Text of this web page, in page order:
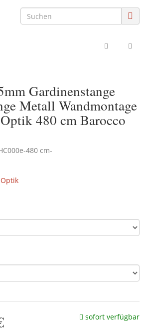
Gardinenstange
Metall Wandmontage
480 cm Barocco
480 cm-
sofort verfügbar